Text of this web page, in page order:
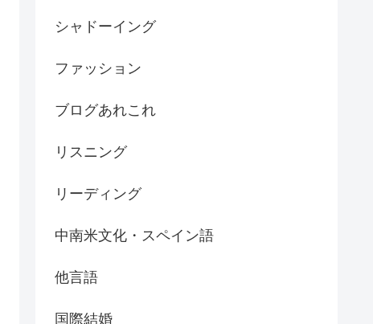
シャドーイング
ファッション
ブログあれこれ
リスニング
リーディング
中南米文化・スペイン語
他言語
国際結婚